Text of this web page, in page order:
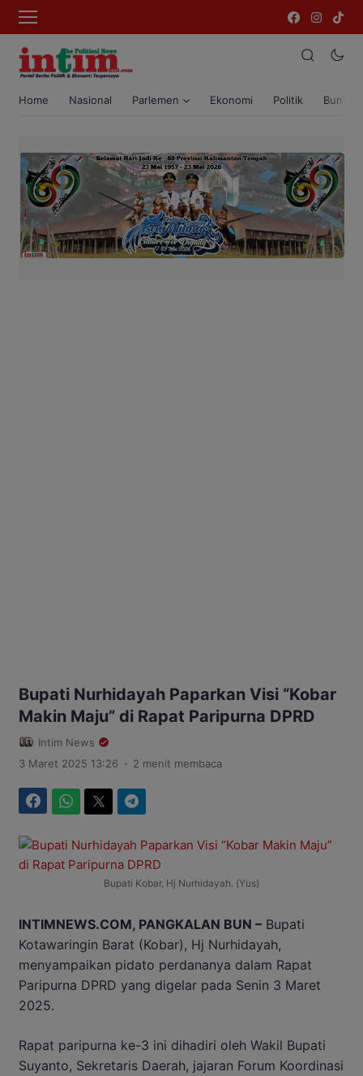
Home Nasional Parlemen Ekonomi Politik Bumi
Bupati Nurhidayah Paparkan Visi “Kobar
Makin Maju” di Rapat Paripurna DPRD
Intim News
3 Maret 2025 13:26 . 2 menit membaca
Bupati Kobar, Hj Nurhidayah. (Yus)
INTIMNEWS.COM, PANGKALAN BUN – Bupati
Kotawaringin Barat (Kobar), Hj Nurhidayah,
menyampaikan pidato perdananya dalam Rapat
Paripurna DPRD yang digelar pada Senin 3 Maret
2025.
Rapat paripurna ke-3 ini dihadiri oleh Wakil Bupati
Suyanto, Sekretaris Daerah, jajaran Forum Koordinasi